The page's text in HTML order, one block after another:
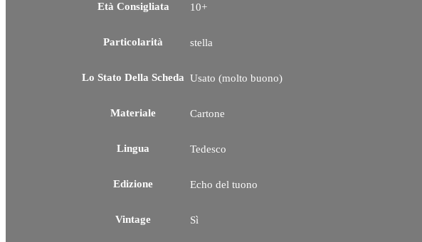
Età Consigliata 10+
Particolarità stella
Lo Stato Della Scheda Usato (molto buono)
Materiale Cartone
Lingua Tedesco
Edizione Echo del tuono
Vintage Sì